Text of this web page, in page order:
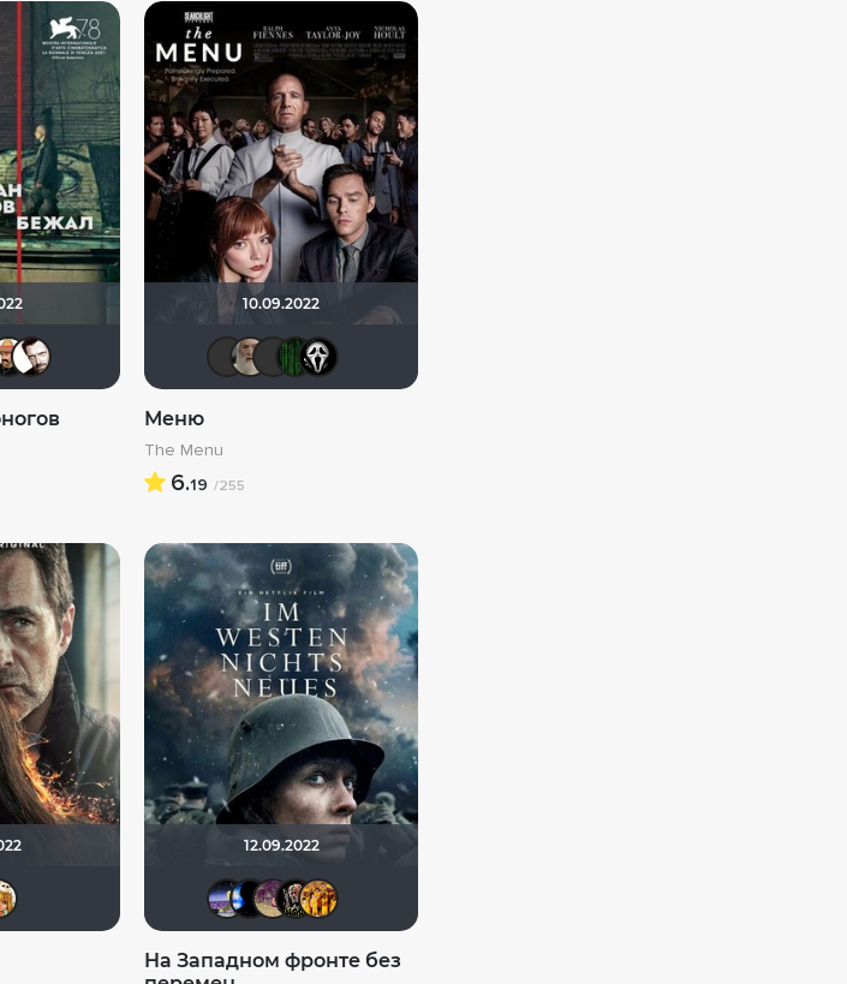
Бомжара с дробовиком
˙ Helpful & Pleasant
10.09.2022
vadim sXe
Меню
The Menu
6.19 /255
Helpful & Pleasant
12.09.2022
Доктор Верховцев
На Западном фронте без